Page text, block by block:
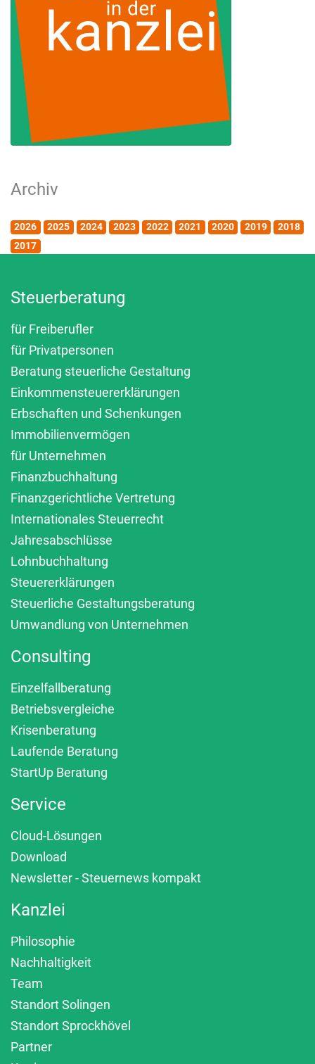
Archiv
2026 2025 2024 2023 2022 2021 2020 2019
2018
2017
Steuerberatung
für Freiberufler
für Privatpersonen
Beratung steuerliche Gestaltung
Einkommensteuererklärungen
Erbschaften und Schenkungen
Immobilienvermögen
für Unternehmen
Finanzbuchhaltung
Finanzgerichtliche Vertretung
Internationales Steuerrecht
Jahresabschlüsse
Lohnbuchhaltung
Steuererklärungen
Steuerliche Gestaltungsberatung
Umwandlung von Unternehmen
Consulting
Einzelfallberatung
Betriebsvergleiche
Krisenberatung
Laufende Beratung
StartUp Beratung
Service
Cloud-Lösungen
Download
Newsletter - Steuernews kompakt
Kanzlei
Philosophie
Nachhaltigkeit
Team
Standort Solingen
Standort Sprockhövel
Partner